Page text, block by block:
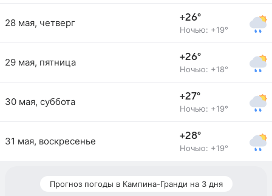
28 мая, четверг +26°
Ночью: +19°
29 мая, пятница +26°
Ночью: +18°
30 мая, суббота +27°
Ночью: +19°
31 мая, воскресенье +28°
Ночью: +19°
Прогноз погоды в Кампина-Гранди на 3 дня